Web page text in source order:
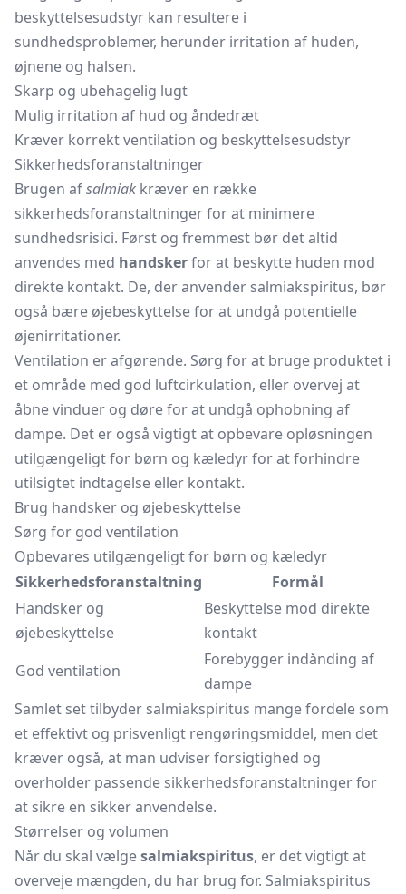
beskyttelsesudstyr kan resultere i
sundhedsproblemer, herunder irritation af huden,
øjnene og halsen.
Skarp og ubehagelig lugt
Mulig irritation af hud og åndedræt
Kræver korrekt ventilation og beskyttelsesudstyr
Sikkerhedsforanstaltninger
Brugen afsalmiak kræver en række
sikkerhedsforanstaltninger for at minimere
sundhedsrisici. Først og fremmest bør det altid
anvendes med handskerfor at beskytte huden mod
direkte kontakt. De, der anvender salmiakspiritus, bør
også bære øjebeskyttelse for at undgå potentielle
øjenirritationer.
Ventilation er afgørende. Sørg for at bruge produktet i
et område med god luftcirkulation, eller overvej at
åbne vinduer og døre for at undgå ophobning af
dampe. Det er også vigtigt at opbevare opløsningen
utilgængeligt for børn og kæledyr for at forhindre
utilsigtet indtagelse eller kontakt.
Brug handsker og øjebeskyttelse
Sørg for god ventilation
Opbevares utilgængeligt for børn og kæledyr
Sikkerhedsforanstaltning
Formål
Handsker og
øjebeskyttelse
Beskyttelse mod direkte
kontakt
God ventilation
Forebygger indånding af
dampe
Samlet set tilbyder salmiakspiritus mange fordele som
et effektivt og prisvenligt rengøringsmiddel, men det
kræver også, at man udviser forsigtighed og
overholder passende sikkerhedsforanstaltninger for
at sikre en sikker anvendelse.
Størrelser og volumen
Når du skal vælgesalmiakspiritus, er det vigtigt at
overveje mængden, du har brug for. Salmiakspiritus